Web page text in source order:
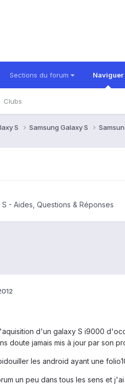
Sections du forum Naviguer
Clubs
S Samsung Galaxy S
S - Aides, Questions & Réponses
d'un galaxy S i9000
doute jamais mis à jour par son
les android ayant une
un peu dans tous les sens et